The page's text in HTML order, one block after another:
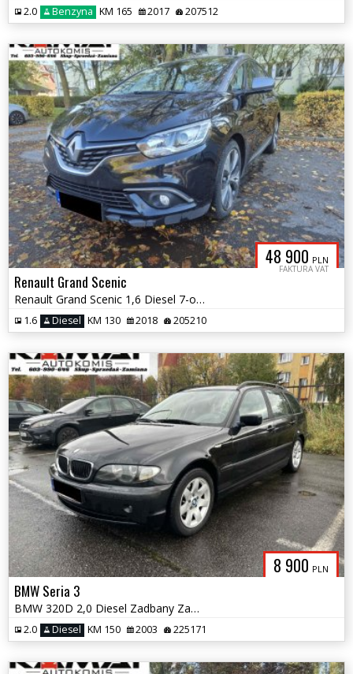
2.0 Benzyna KM 165 2017 207512
48 900 PLN
FAKTURA VAT
Renault Grand Scenic
Renault Grand Scenic 1,6 Diesel 7-os Bogate Wyposażenie Zamiana
1.6 Diesel KM 130 2018 205210
8 900 PLN
BMW Seria 3
BMW 320D 2,0 Diesel Zadbany Zamiana
2.0 Diesel KM 150 2003 225171